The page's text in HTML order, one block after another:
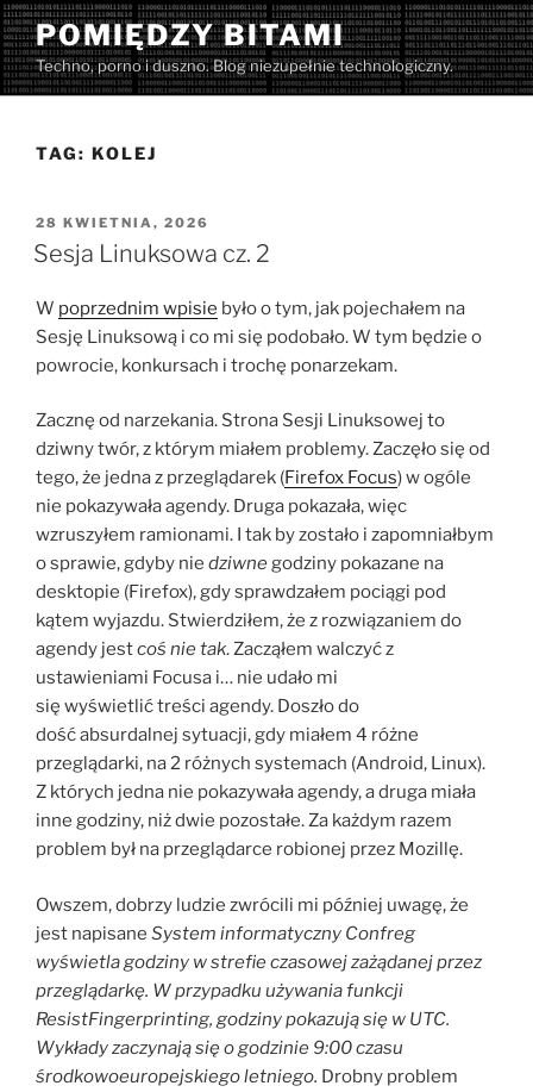
Przejdź
do
treści
POMIĘDZY BITAMI
Techno, porno i duszno. Blog niezupełnie technologiczny.
TAG: KOLEJ
OPUBLIKOWANE
W
28 KWIETNIA, 2026
Sesja Linuksowa cz. 2
W poprzednim wpisie było o tym, jak pojechałem na
Sesję Linuksową i co mi się podobało. W tym będzie o
powrocie, konkursach i trochę ponarzekam.
Zacznę od narzekania. Strona Sesji Linuksowej to
dziwny twór, z którym miałem problemy. Zaczęło się od
tego, że jedna z przeglądarek (Firefox Focus) w ogóle
nie pokazywała agendy. Druga pokazała, więc
wzruszyłem ramionami. I tak by zostało i zapomniałbym
o sprawie, gdyby nie dziwnegodziny pokazane na
desktopie (Firefox), gdy sprawdzałem pociągi pod
kątem wyjazdu. Stwierdziłem, że z rozwiązaniem do
agendy jestcoś nie tak. Zacząłem walczyć z
ustawieniami Focusa i… nie udało mi
się wyświetlić treści agendy. Doszło do
dość absurdalnej sytuacji, gdy miałem 4 różne
przeglądarki, na 2 różnych systemach (Android, Linux).
Z których jedna nie pokazywała agendy, a druga miała
inne godziny, niż dwie pozostałe. Za każdym razem
problem był na przeglądarce robionej przez Mozillę.
Owszem, dobrzy ludzie zwrócili mi później uwagę, że
jest napisane System informatyczny Confreg
wyświetla godziny w strefie czasowej zażądanej przez
przeglądarkę. W przypadku używania funkcji
ResistFingerprinting, godziny pokazują się w UTC.
Wykłady zaczynają się o godzinie 9:00 czasu
środkowoeuropejskiego letniego. Drobny problem